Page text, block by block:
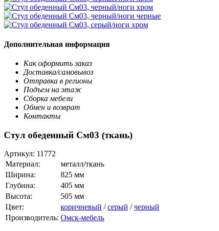
Дополнительная информация
Как оформить заказ
Доставка/самовывоз
Отправка в регионы
Подъем на этаж
Сборка мебели
Обмен и возврат
Контакты
Стул обеденный См03 (ткань)
Артикул: 11772
Материал:
металл/ткань
Ширина:
825 мм
Глубина:
405 мм
Высота:
505 мм
Цвет:
коричневый /серый /черный
Производитель: Омск-мебель